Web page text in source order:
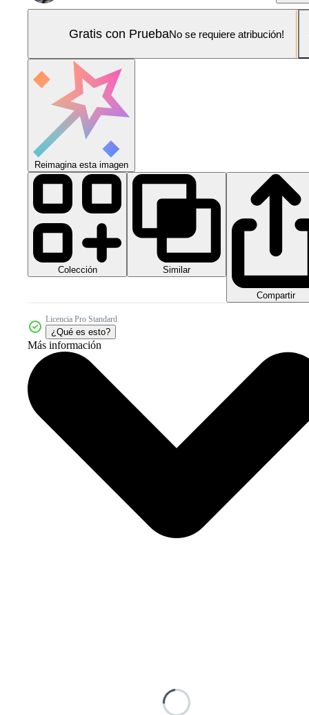
Gratis con PruebaNo se requiere atribución!
Reimagina esta imagen
Colección Similar
Compartir
Licencia Pro Standard
¿Qué es esto?
Más información